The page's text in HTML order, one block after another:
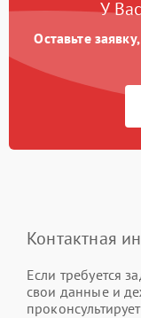
У
Оставьте
Контактная
Если требуется
свои данные и